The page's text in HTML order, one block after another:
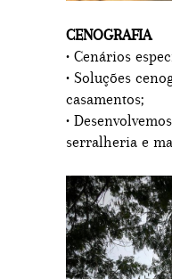
CENOGRAFIA
• Cenários
• Soluções
casamentos;
•
serralheria e